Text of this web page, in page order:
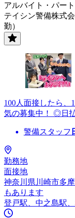
アルバイト・パート
テイシン警備株式
勤）
100人面接したら
気の募集中！ ◎日
警備スタッフ
勤務地
面接地
神奈川県川崎市多
もあります
登戸駅、中之島駅